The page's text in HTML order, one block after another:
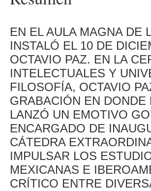
EN EL AULA MAGNA DE
INSTALÓ EL 10 DE
OCTAVIO PAZ. EN LA
INTELECTUALES Y
FILOSOFÍA, OCTAVIO
GRABACIÓN EN
LANZÓ UN EMOTIVO
ENCARGADO DE
CÁTEDRA
IMPULSAR LOS
MEXICANAS E
CRÍTICO ENTRE